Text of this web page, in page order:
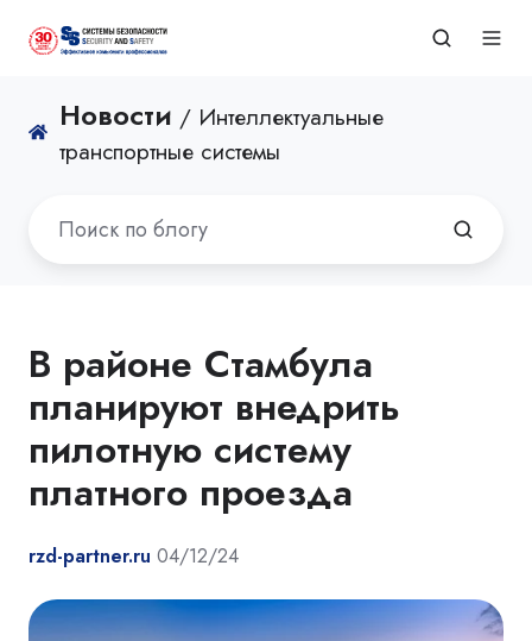
Новости / Интеллектуальные
транспортные системы
В районе Стамбула
планируют внедрить
пилотную систему
платного проезда
rzd-partner.ru 04/12/24